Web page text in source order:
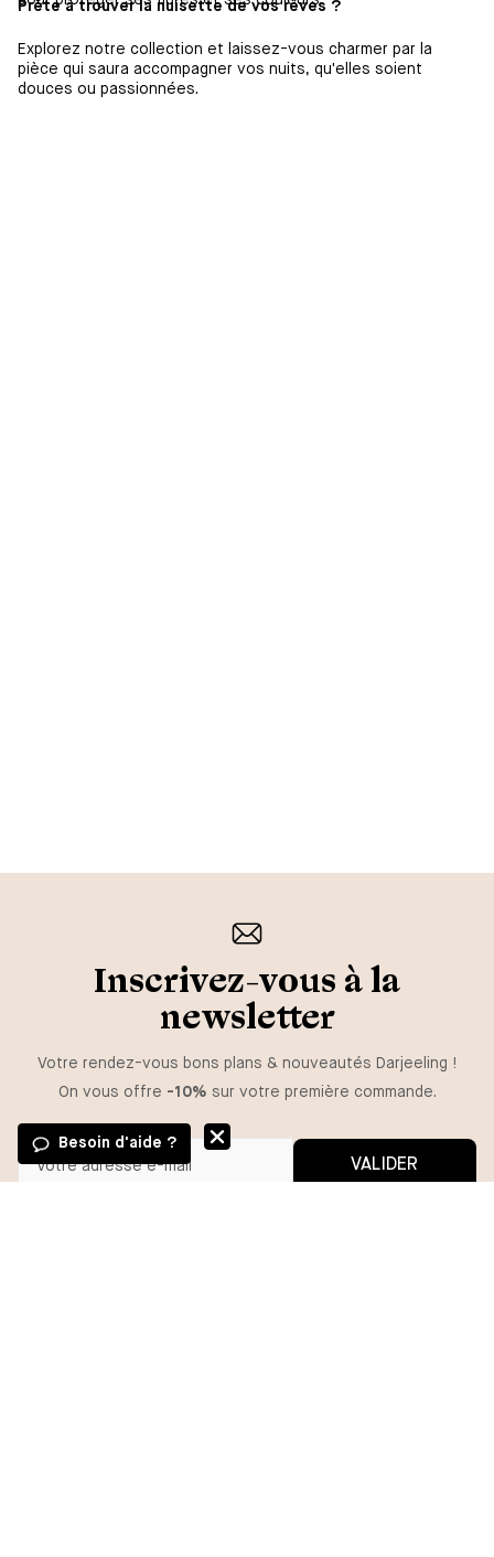
Prête à trouver la nuisette de vos rêves ?
Explorez notre collection et laissez-vous charmer par la
pièce qui saura accompagner vos nuits, qu'elles soient
douces ou passionnées.
Inscrivez-vous à la
newsletter
Votre rendez-vous bons plans & nouveautés Darjeeling !
On vous offre -10% sur votre première commande.
VALIDER
Besoin d'aide ?